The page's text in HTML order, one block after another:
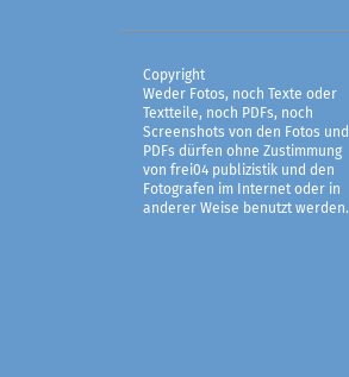
Copyright
Weder Fotos, noch Texte oder
Textteile, noch PDFs, noch
Screenshots von den Fotos und
PDFs dürfen ohne Zustimmung
von frei04 publizistik und den
Fotografen im Internet oder in
anderer Weise benutzt werden.